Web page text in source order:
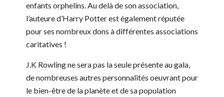
enfants orphelins. Au delà de son association,
l’auteure d’Harry Potter est également réputée
pour ses nombreux dons à différentes associations
caritatives !
J.K Rowling ne sera pas la seule présente au gala,
de nombreuses autres personnalités oeuvrant pour
le bien-être de la planète et de sa population